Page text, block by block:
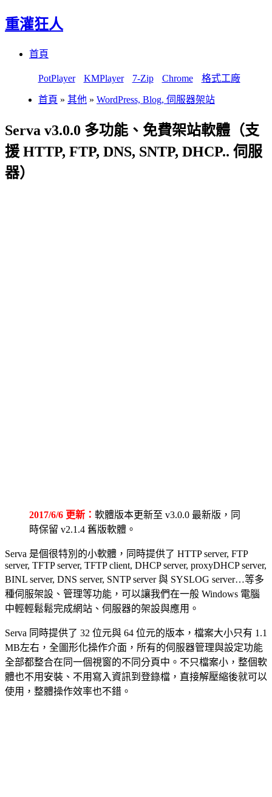
重灌狂人
首頁
PotPlayer KMPlayer 7-Zip Chrome 格式工廠
首頁 » 其他 » WordPress, Blog, 伺服器架站
Serva v3.0.0 多功能、免費架站軟體（支
援 HTTP, FTP, DNS, SNTP, DHCP.. 伺服
器）
2017/6/6 更新： 軟體版本更新至 v3.0.0 最新版，同
時保留 v2.1.4 舊版軟體。
Serva 是個很特別的小軟體，同時提供了 HTTP server, FTP
server, TFTP server, TFTP client, DHCP server, proxyDHCP server,
BINL server, DNS server, SNTP server 與 SYSLOG server…等多
種伺服架設、管理等功能，可以讓我們在一般 Windows 電腦
中輕輕鬆鬆完成網站、伺服器的架設與應用。
Serva 同時提供了 32 位元與 64 位元的版本，檔案大小只有 1.1
MB左右，全圖形化操作介面，所有的伺服器管理與設定功能
全部都整合在同一個視窗的不同分頁中。不只檔案小，整個軟
體也不用安裝、不用寫入資訊到登錄檔，直接解壓縮後就可以
使用，整體操作效率也不錯。